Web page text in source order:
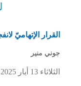
القرار الإتهاميّ
جوني منير
الثلاثاء 13 أيار 2025